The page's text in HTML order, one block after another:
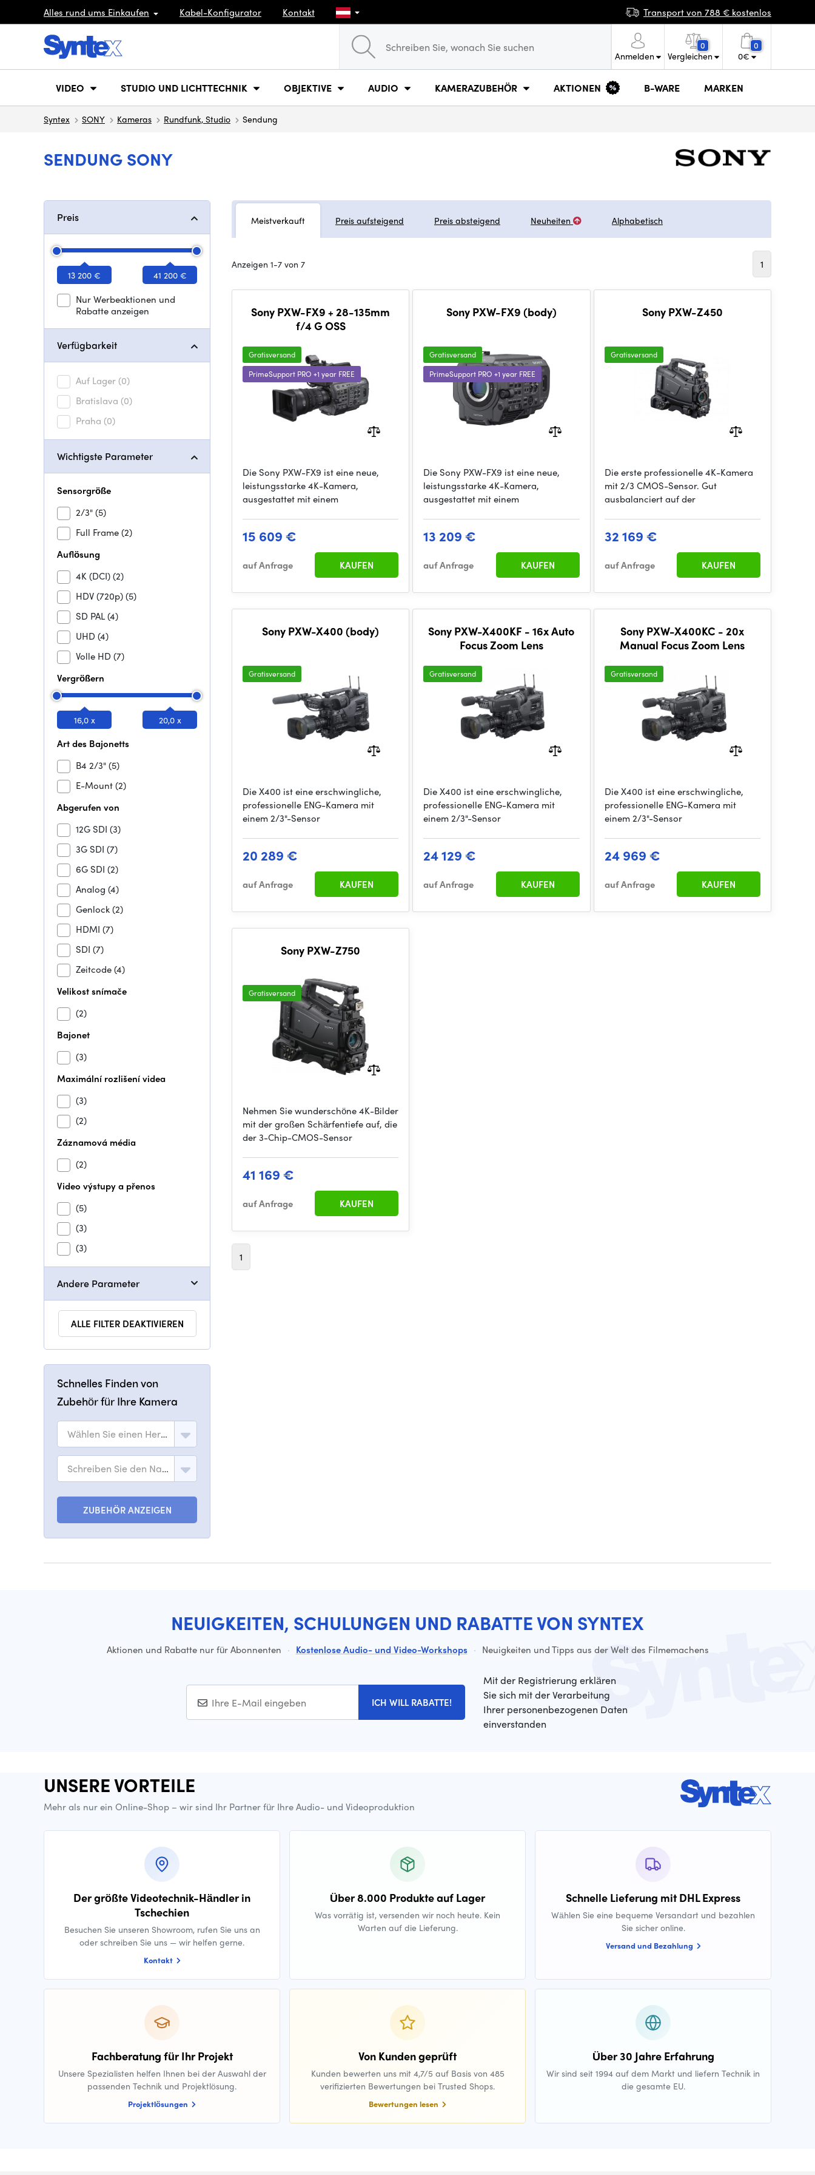
Alles rund ums Einkaufen Kabel-Konfigurator Kontakt Transport von 788 € kostenlos
Anmelden
0
Vergleichen
0
0€
VIDEO STUDIO UND LICHTTECHNIK OBJEKTIVE AUDIO KAMERAZUBEHÖR AKTIONEN B-WARE MARKEN
Syntex SONY Kameras Rundfunk, Studio Sendung
SENDUNG SONY
Preis
13 200 € 41 200 €
Nur Werbeaktionen und
Rabatte anzeigen
Verfügbarkeit
Auf Lager (0)
Bratislava (0)
Praha (0)
Wichtigste Parameter
Sensorgröße
2/3"(5)
Full Frame(2)
Auflösung
4K (DCI)(2)
HDV (720p)(5)
SD PAL(4)
UHD (4)
Volle HD (7)
Vergrößern
16,0 x 20,0 x
Art des Bajonetts
B4 2/3"(5)
E-Mount(2)
Abgerufen von
12G SDI (3)
3G SDI (7)
6G SDI (2)
Analog (4)
Genlock(2)
HDMI (7)
SDI (7)
Zeitcode(4)
Velikost snímače
(2)
Bajonet
(3)
Maximální rozlišení videa
(3)
(2)
Záznamová média
(2)
Video výstupy a přenos
(5)
(3)
(3)
Andere Parameter
ALLE FILTER DEAKTIVIEREN
Schnelles Finden von
Zubehör für Ihre Kamera
Wählen Sie einen Hersteller
Schreiben Sie den Namen des Modells
ZUBEHÖR ANZEIGEN
Meistverkauft Preis aufsteigend Preis absteigend Neuheiten Alphabetisch
Anzeigen 1-7 von 7 1
Sony PXW-FX9 + 28-135mm
f/4 G OSS
Gratisversand
PrimeSupport PRO +1 year FREE
Die Sony PXW-FX9 ist eine neue,
leistungsstarke 4K-Kamera,
ausgestattet mit einem
15 609 €
auf Anfrage KAUFEN
Sony PXW-FX9 (body)
Gratisversand
PrimeSupport PRO +1 year FREE
Die Sony PXW-FX9 ist eine neue,
leistungsstarke 4K-Kamera,
ausgestattet mit einem
13 209 €
auf Anfrage KAUFEN
Sony PXW-Z450
Gratisversand
Die erste professionelle 4K-Kamera
mit 2/3 CMOS-Sensor. Gut
ausbalanciert auf der
32 169 €
auf Anfrage KAUFEN
Sony PXW-X400 (body)
Gratisversand
Die X400 ist eine erschwingliche,
professionelle ENG-Kamera mit
einem 2/3"-Sensor
20 289 €
auf Anfrage KAUFEN
Sony PXW-X400KF - 16x Auto
Focus Zoom Lens
Gratisversand
Die X400 ist eine erschwingliche,
professionelle ENG-Kamera mit
einem 2/3"-Sensor
24 129 €
auf Anfrage KAUFEN
Sony PXW-X400KC - 20x
Manual Focus Zoom Lens
Gratisversand
Die X400 ist eine erschwingliche,
professionelle ENG-Kamera mit
einem 2/3"-Sensor
24 969 €
auf Anfrage KAUFEN
Sony PXW-Z750
Gratisversand
Nehmen Sie wunderschöne 4K-Bilder
mit der großen Schärfentiefe auf, die
der 3-Chip-CMOS-Sensor
41 169 €
auf Anfrage KAUFEN
1
NEUIGKEITEN, SCHULUNGEN UND RABATTE VON SYNTEX
Aktionen und Rabatte nur für Abonnenten · Kostenlose Audio- und Video-Workshops · Neuigkeiten und Tipps aus der Welt des Filmemachens
ICH WILL RABATTE!
Mit der Registrierung erklären
Sie sich mit der Verarbeitung
Ihrer personenbezogenen Daten
einverstanden
UNSERE VORTEILE
Mehr als nur ein Online-Shop – wir sind Ihr Partner für Ihre Audio- und Videoproduktion
Der größte Videotechnik-Händler in
Tschechien
Besuchen Sie unseren Showroom, rufen Sie uns an
oder schreiben Sie uns — wir helfen gerne.
Kontakt
Über 8.000 Produkte auf Lager
Was vorrätig ist, versenden wir noch heute. Kein
Warten auf die Lieferung.
Schnelle Lieferung mit DHL Express
Wählen Sie eine bequeme Versandart und bezahlen
Sie sicher online.
Versand und Bezahlung
Fachberatung für Ihr Projekt
Unsere Spezialisten helfen Ihnen bei der Auswahl der
passenden Technik und Projektlösung.
Projektlösungen
Von Kunden geprüft
Kunden bewerten uns mit 4,7/5 auf Basis von 485
verifizierten Bewertungen bei Trusted Shops.
Bewertungen lesen
Über 30 Jahre Erfahrung
Wir sind seit 1994 auf dem Markt und liefern Technik in
die gesamte EU.